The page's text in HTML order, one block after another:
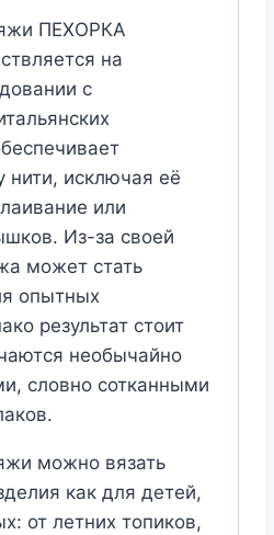
ПЕХОРКА
на
с
нити, исключая её
или
Из-за своей
может стать
опытных
результат стоит
необычайно
словно сотканными
можно вязать
как для детей,
от летних топиков,